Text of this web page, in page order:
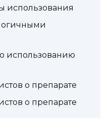
использования
использованию
о препарате
о препарате